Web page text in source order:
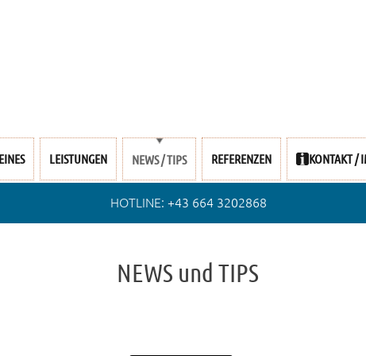
LEISTUNGEN NEWS / TIPS REFERENZEN KONTAKT /
HOTLINE: +43 664 3202868
NEWS und TIPS